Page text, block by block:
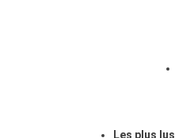
Les plus lus